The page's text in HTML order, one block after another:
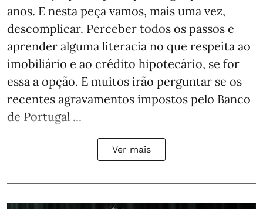
anos. E nesta peça vamos, mais uma vez,
descomplicar. Perceber todos os passos e
aprender alguma literacia no que respeita ao
imobiliário e ao crédito hipotecário, se for
essa a opção. E muitos irão perguntar se os
recentes agravamentos impostos pelo Banco
de Portugal ...
Ver mais